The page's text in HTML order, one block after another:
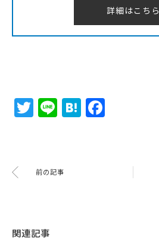
詳細はこちら
Twitter
LineHatena
前の記事
関連記事